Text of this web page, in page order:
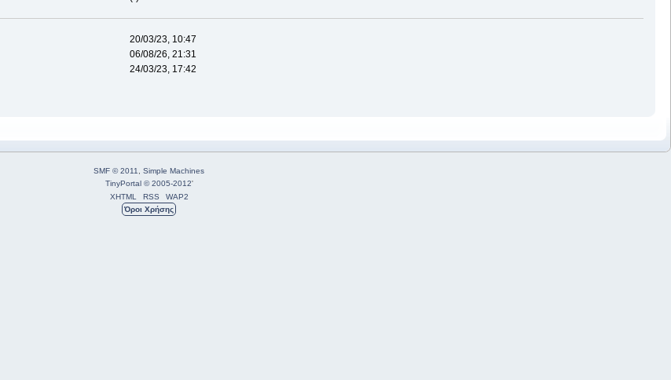
20/03/23, 10:47
06/08/26, 21:31
24/03/23, 17:42
SMF © 2011, Simple Machines
TinyPortal © 2005-2012'
XHTML
RSS
WAP2
Όροι Χρήσης